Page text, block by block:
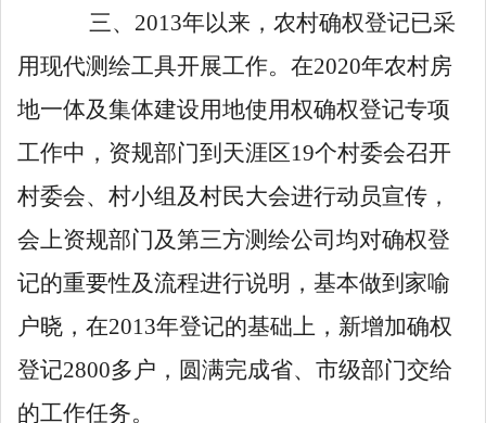
三、 2013年以来，农村确权登记已采
用现代测绘工具开展工作。在2020年农村房
地一体及集体建设用地使用权确权登记专项
工作中，资规部门到天涯区19个村委会召开
村委会、村小组及村民大会进行动员宣传，
会上资规部门及第三方测绘公司均对确权登
记的重要性及流程进行说明，基本做到家喻
户晓，在2013年登记的基础上，新增加确权
登记2800多户，圆满完成省、市级部门交给
的工作任务。